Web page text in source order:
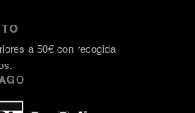
a 50€ con recogida